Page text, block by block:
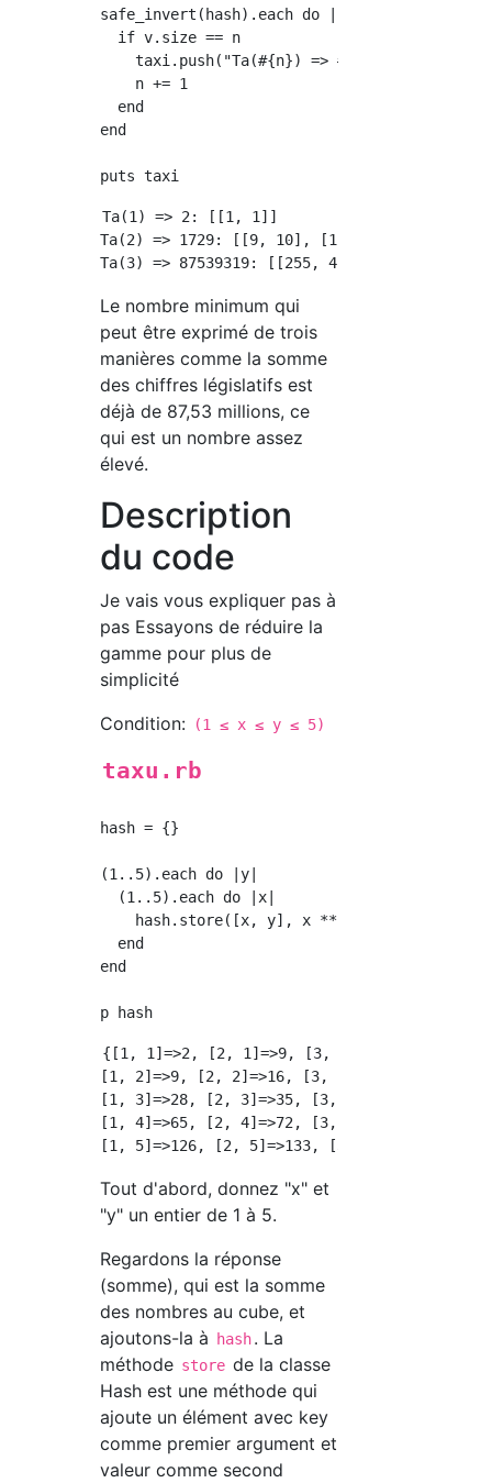
safe_invert(hash).each do |k, v|
  if v.size == n
    taxi.push("Ta(#{n}) => #{k}: #{v}")
    n += 1
  end
end
Ta(1) => 2: [[1, 1]]
Ta(2) => 1729: [[9, 10], [1, 12]]
Le nombre minimum qui
peut être exprimé de trois
manières comme la somme
des chiffres législatifs est
déjà de 87,53 millions, ce
qui est un nombre assez
élevé.
Description
du code
Je vais vous expliquer pas à
pas Essayons de réduire la
gamme pour plus de
simplicité
Condition:
(1 ≤ x ≤ y ≤ 5)
taxu.rb
hash = {}
(1..5).each do |y|
  (1..5).each do |x|
    hash.store([x, y], x ** 3 + y ** 3)
  end
end
{[1, 1]=>2, [2, 1]=>9, [3, 1]=>28, [4,
[1, 2]=>9, [2, 2]=>16, [3, 2]=>35, [4,
[1, 3]=>28, [2, 3]=>35, [3, 3]=>54, [4,
[1, 4]=>65, [2, 4]=>72, [3, 4]=>91, [4,
Tout d'abord, donnez "x" et
"y" un entier de 1 à 5.
Regardons la réponse
(somme), qui est la somme
des nombres au cube, et
ajoutons-la à
hash. La
méthode store de la classe
Hash est une méthode qui
ajoute un élément avec key
comme premier argument et
valeur comme second